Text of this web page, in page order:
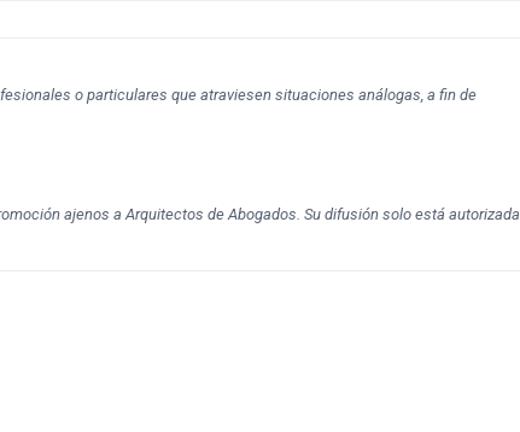
o particulares que atraviesen situaciones análogas, a fin de
ajenos a Arquitectos de Abogados. Su difusión solo está autorizada